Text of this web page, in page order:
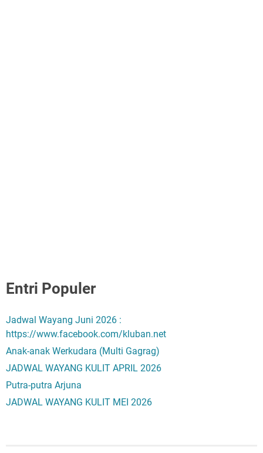
Entri Populer
Jadwal Wayang Juni 2026 :
https://www.facebook.com/kluban.net
Anak-anak Werkudara (Multi Gagrag)
JADWAL WAYANG KULIT APRIL 2026
Putra-putra Arjuna
JADWAL WAYANG KULIT MEI 2026